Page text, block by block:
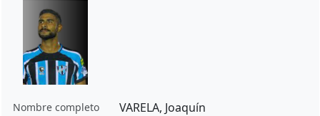
Nombre completo VARELA, Joaquín